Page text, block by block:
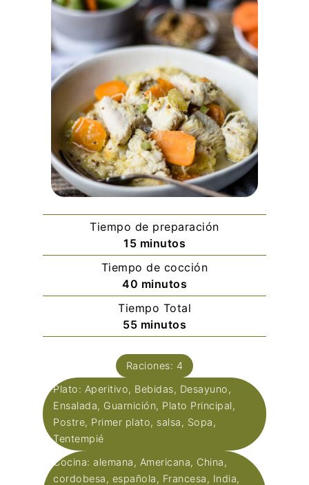
Tiempo de preparación
15minutos
minutos
Tiempo de cocción
40 minutos
minutos
Tiempo Total
55minutos
minutos
Raciones: 4
Plato: Aperitivo, Bebidas, Desayuno,
Ensalada, Guarnición, Plato Principal,
Postre, Primer plato, salsa, Sopa,
Tentempié
Cocina: alemana, Americana, China,
cordobesa, española, Francesa, India,